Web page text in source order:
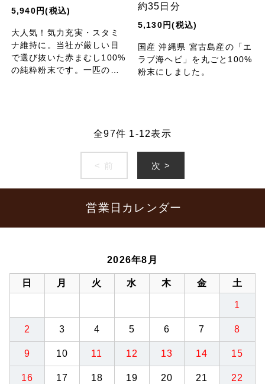
5,940円(税込)
大人気！気力充実・スタミ
ナ維持に。当社が厳しい目
で選び抜いた赤まむし100%
の純粋粉末です。一匹のま
約35日分
5,130円(税込)
国産 沖縄県 宮古島産の「エ
ラブ海ヘビ」を丸ごと100%
粉末にしました。
全97件 1-12表示
< 前 次 >
営業日カレンダー
2026年8月
日 月 火 水 木 金 土
1
2 3 4 5 6 7 8
9 10 11 12 13 14 15
16 17 18 19 20 21 22